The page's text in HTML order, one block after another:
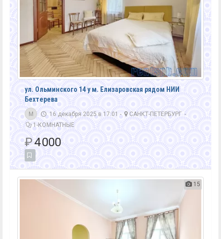
ул. Ольминского 14 у м. Елизаровская рядом НИИ
Бехтерева
M 16 декабря 2025 в 17:01 - САНКТ-ПЕТЕРБУРГ -
1-КОМНАТНЫЕ
₽4 000
15